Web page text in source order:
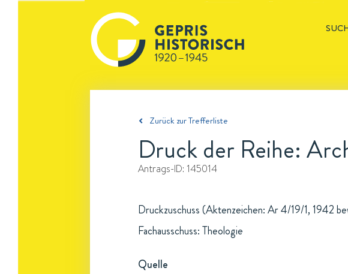
Zurück zur Trefferliste
Druck der Reihe:
Antrags-ID: 145014
Druckzuschuss (Aktenzeichen: Ar 4/19/1, 1942
Fachausschuss: Theologie
Quelle